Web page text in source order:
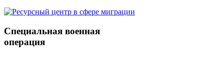
Специальная военная
операция